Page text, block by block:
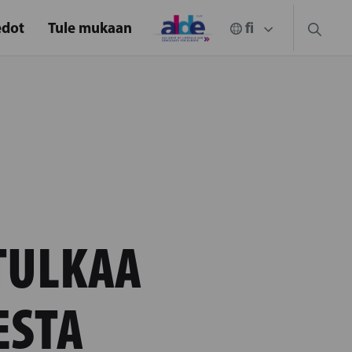
Tule mukaan